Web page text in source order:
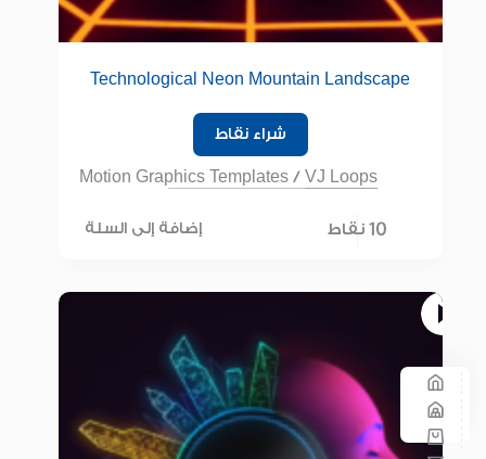
Technological Neon Mountain Landscape
شراء نقاط
Motion Graphics Templates /VJ Loops
10 نقاط إضافة إلى السلة